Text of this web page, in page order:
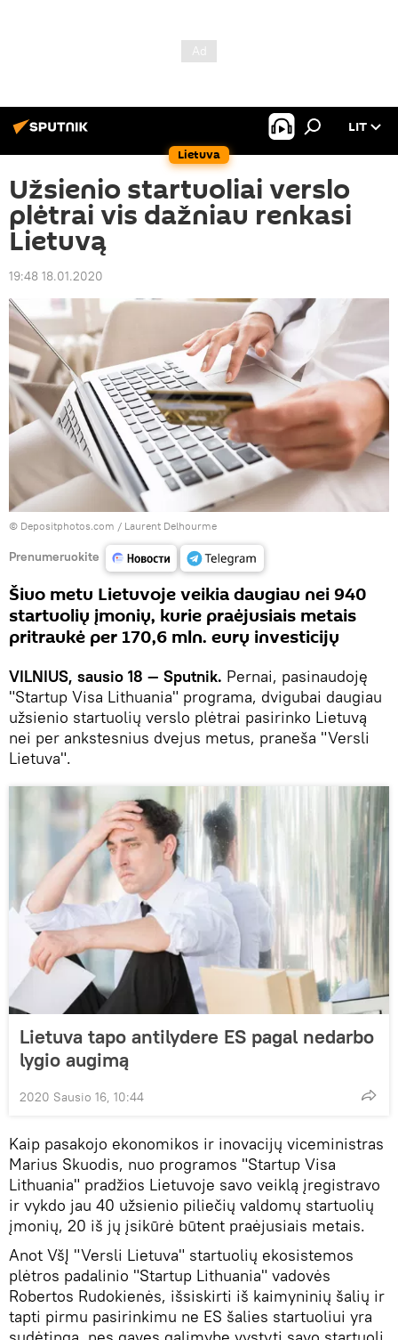
Lietuva
LIT
Užsienio startuoliai verslo
plėtrai vis dažniau renkasi
Lietuvą
19:48 18.01.2020
© Depositphotos.com / Laurent Delhourme
Prenumeruokite
Šiuo metu Lietuvoje veikia daugiau nei 940
startuolių įmonių, kurie praėjusiais metais
pritraukė per 170,6 mln. eurų investicijų
VILNIUS, sausio 18 — Sputnik. Pernai, pasinaudoję
"Startup Visa Lithuania" programa, dvigubai daugiau
užsienio startuolių verslo plėtrai pasirinko Lietuvą
nei per ankstesnius dvejus metus, praneša "Versli
Lietuva".
Lietuva tapo antilydere ES pagal nedarbo
lygio augimą
2020 Sausio 16, 10:44
Kaip pasakojo ekonomikos ir inovacijų viceministras
Marius Skuodis, nuo programos "Startup Visa
Lithuania" pradžios Lietuvoje savo veiklą įregistravo
ir vykdo jau 40 užsienio piliečių valdomų startuolių
įmonių, 20 iš jų įsikūrė būtent praėjusiais metais.
Anot VšĮ "Versli Lietuva" startuolių ekosistemos
plėtros padalinio "Startup Lithuania" vadovės
Robertos Rudokienės, išsiskirti iš kaimyninių šalių ir
tapti pirmu pasirinkimu ne ES šalies startuoliui yra